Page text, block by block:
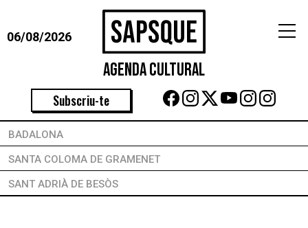
06/08/2026
Agenda Cultural
Subscriu-te
BADALONA
SANTA COLOMA DE GRAMENET
SANT ADRIÀ DE BESÒS